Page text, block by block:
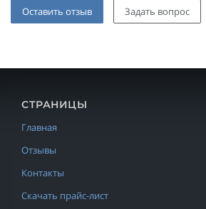
Оставить отзыв Задать вопрос
СТРАНИЦЫ
Главная
Отзывы
Контакты
Скачать прайс-лист